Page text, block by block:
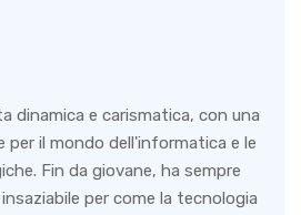
dinamica e carismatica, con una
per il mondo dell'informatica e le
Fin da giovane, ha sempre
per come la tecnologia